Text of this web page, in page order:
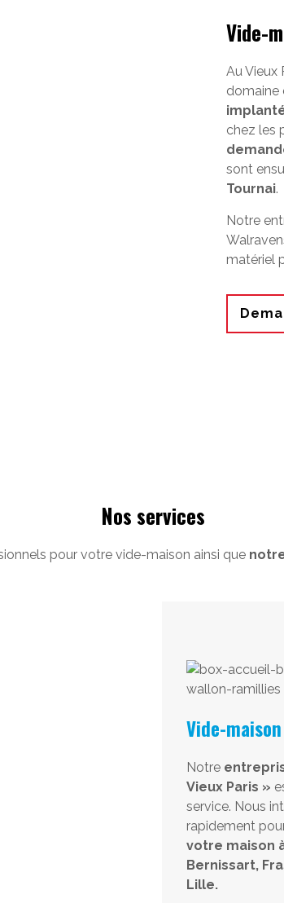
Vide-
Au Vieux
chez les
sont
Tournai.
Notre
matériel
Nos services
pour votre vide-maison ainsi que
Vide-maison
Notre
Vieux Paris »
service. Nous
rapidement
votre maison
Bernissart,
Lille.